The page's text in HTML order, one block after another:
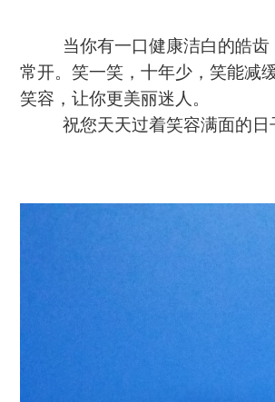
当你有一口健康洁白的皓齿
常开。笑一笑，十年少，笑能减
笑容，让你更美丽迷人。
祝您天天过着笑容满面的日